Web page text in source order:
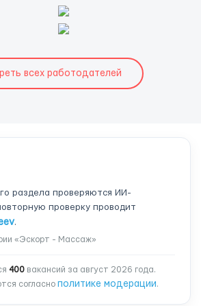
всех работодателей
раздела проверяются ИИ-
проверку проводит
.
«Эскорт - Массаж»
400 вакансий за август 2026 года.
согласно политике модерации.